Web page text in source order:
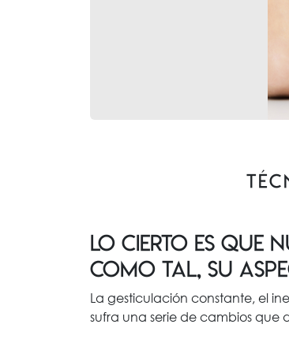
Lo cierto es que
como tal, su
La gesticulación constante, el
sufra una serie de cambios